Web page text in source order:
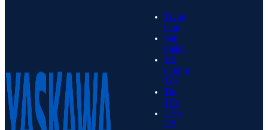
Trang
Chủ
Sản
phẩm
Về
Chúng
Tôi
Tin
Tức
Liên
Hệ